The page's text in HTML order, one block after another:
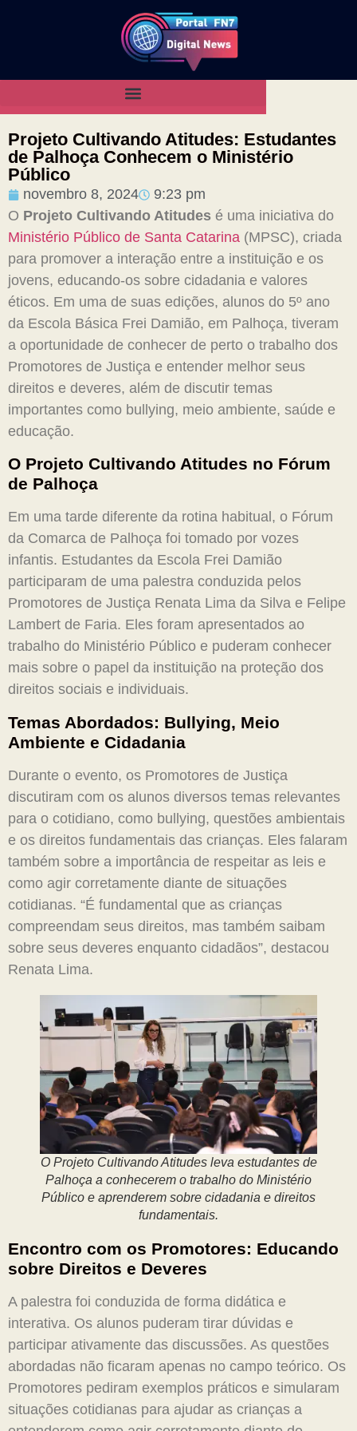
Projeto Cultivando Atitudes: Estudantes
de Palhoça Conhecem o Ministério
Público
novembro 8, 2024
9:23 pm
O Projeto Cultivando Atitudes é uma iniciativa do
Ministério Público de Santa Catarina (MPSC), criada
para promover a interação entre a instituição e os
jovens, educando-os sobre cidadania e valores
éticos. Em uma de suas edições, alunos do 5º ano
da Escola Básica Frei Damião, em Palhoça, tiveram
a oportunidade de conhecer de perto o trabalho dos
Promotores de Justiça e entender melhor seus
direitos e deveres, além de discutir temas
importantes como bullying, meio ambiente, saúde e
educação.
O Projeto Cultivando Atitudes no Fórum
de Palhoça
Em uma tarde diferente da rotina habitual, o Fórum
da Comarca de Palhoça foi tomado por vozes
infantis. Estudantes da Escola Frei Damião
participaram de uma palestra conduzida pelos
Promotores de Justiça Renata Lima da Silva e Felipe
Lambert de Faria. Eles foram apresentados ao
trabalho do Ministério Público e puderam conhecer
mais sobre o papel da instituição na proteção dos
direitos sociais e individuais.
Temas Abordados: Bullying, Meio
Ambiente e Cidadania
Durante o evento, os Promotores de Justiça
discutiram com os alunos diversos temas relevantes
para o cotidiano, como bullying, questões ambientais
e os direitos fundamentais das crianças. Eles falaram
também sobre a importância de respeitar as leis e
como agir corretamente diante de situações
cotidianas. “É fundamental que as crianças
compreendam seus direitos, mas também saibam
sobre seus deveres enquanto cidadãos”, destacou
Renata Lima.
O Projeto Cultivando Atitudes leva estudantes de
Palhoça a conhecerem o trabalho do Ministério
Público e aprenderem sobre cidadania e direitos
fundamentais.
Encontro com os Promotores: Educando
sobre Direitos e Deveres
A palestra foi conduzida de forma didática e
interativa. Os alunos puderam tirar dúvidas e
participar ativamente das discussões. As questões
abordadas não ficaram apenas no campo teórico. Os
Promotores pediram exemplos práticos e simularam
situações cotidianas para ajudar as crianças a